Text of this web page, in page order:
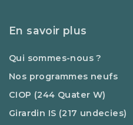
En savoir plus
Qui sommes-nous ?
Nos programmes neufs
CIOP (244 Quater W)
Girardin IS (217 undecies)